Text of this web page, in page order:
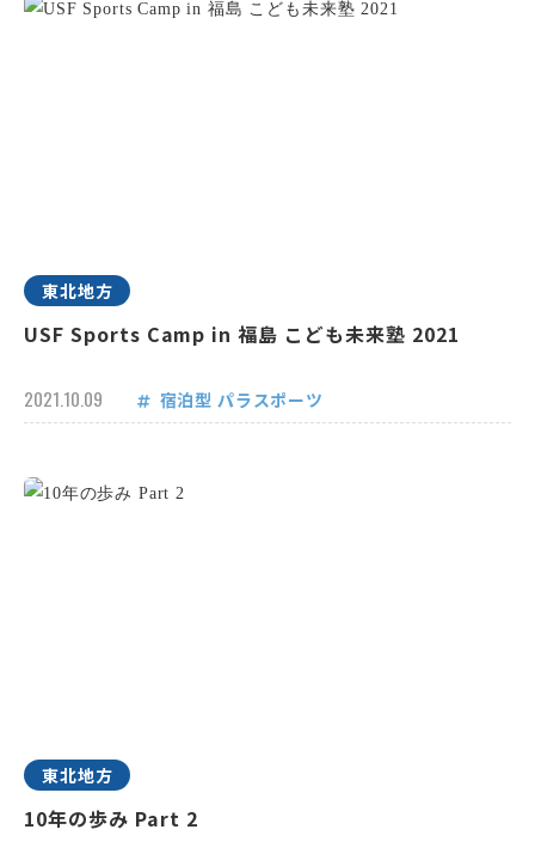
東北地方
USF Sports Camp in 福島 こども未来塾 2021
2021.10.09 宿泊型 パラスポーツ
東北地方
10年の歩み Part 2